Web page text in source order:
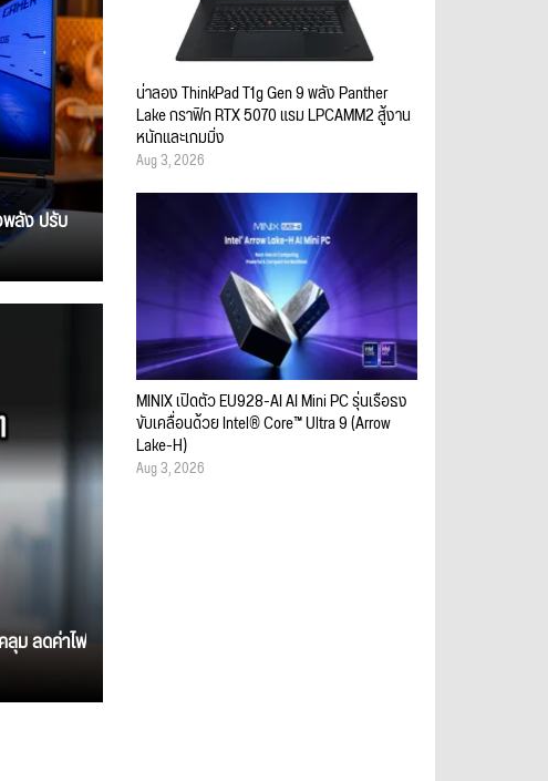
พลัง ปรับ
ม ลดค่าไฟ
น่าลอง ThinkPad T1g Gen 9 พลัง Panther
Lake กราฟิก RTX 5070 แรม LPCAMM2 สู้งาน
หนักและเกมมิ่ง
Aug 3, 2026
MINIX เปิดตัว EU928-AI AI Mini PC รุ่นเรือธง
ขับเคลื่อนด้วย Intel® Core™ Ultra 9 (Arrow
Lake-H)
Aug 3, 2026